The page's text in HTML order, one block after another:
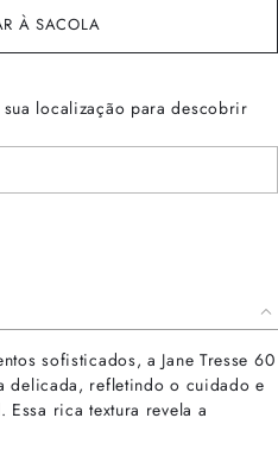
À SACOLA
localização para descobrir
sofisticados, a Jane Tresse 60
delicada, refletindo o cuidado e
Essa rica textura revela a